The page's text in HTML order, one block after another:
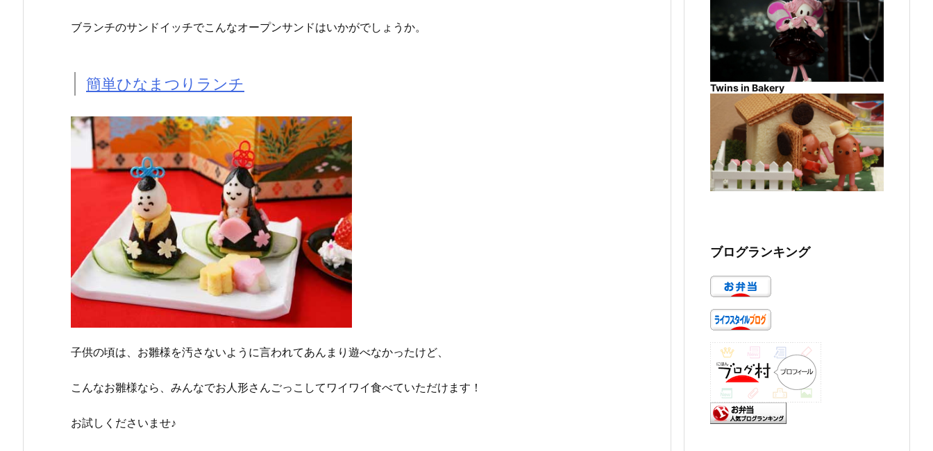
ブランチのサンドイッチでこんなオープンサンドはいかがでしょうか。
簡単ひなまつりランチ
子供の頃は、お雛様を汚さないように言われてあんまり遊べなかったけど、
こんなお雛様なら、みんなでお人形さんごっこしてワイワイ食べていただけます！
お試しくださいませ♪
Twins in Bakery
ブログランキング